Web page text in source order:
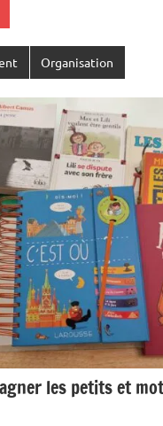
Organisation
les petits et